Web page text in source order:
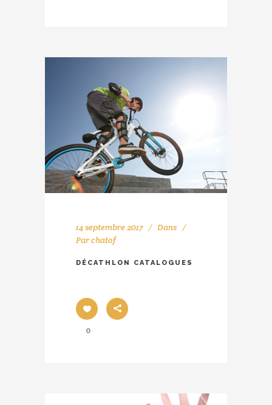
14 septembre 2017
Dans
Parchatof
DÉCATHLON CATALOGUES
0